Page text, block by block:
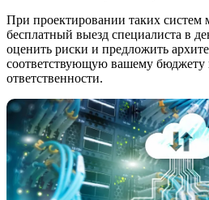
При проектировании таких систем
бесплатный выезд специалиста в
оценить риски и предложить
соответствующую вашему
ответственности.